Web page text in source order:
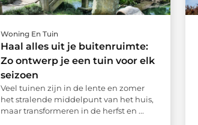
Woning En Tuin
Haal alles uit je buitenruimte:
Zo ontwerp je een tuin voor elk
seizoen
Veel tuinen zijn in de lente en zomer
het stralende middelpunt van het huis,
maar transformeren in de herfst en ...